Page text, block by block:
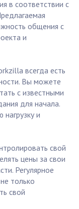
в соответствии с
общения с
и
всегда есть
Вы можете
с известными
для начала.
и
свой
цены за свои
Регулярное
только
свой